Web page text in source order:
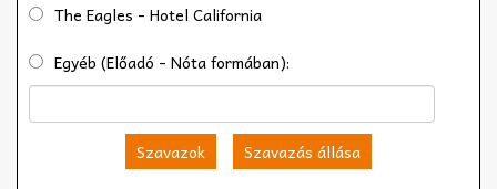
The Eagles - Hotel California
Egyéb (Előadó - Nóta formában):
Szavazok Szavazás állása